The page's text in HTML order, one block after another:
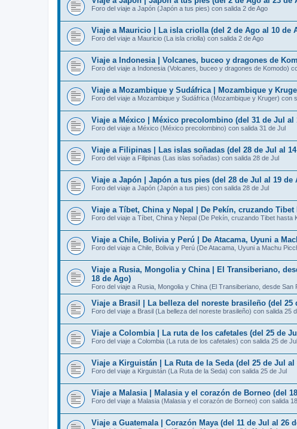
Foro del viaje a Japón (Japón a tus pies) con salida 2 de Ago
Viaje a Mauricio | La isla criolla (del 2 de Ago al 10 de
Foro del viaje a Mauricio (La isla criolla) con salida 2 de Ago
Viaje a Indonesia | Volcanes, buceo y dragones de
Foro del viaje a Indonesia (Volcanes, buceo y dragones de Komodo)
Viaje a Mozambique y Sudáfrica | Mozambique y
Foro del viaje a Mozambique y Sudáfrica (Mozambique y Kruger) con
Viaje a México | México precolombino (del 31 de Jul al
Foro del viaje a México (México precolombino) con salida 31 de Jul
Viaje a Filipinas | Las islas soñadas (del 28 de Jul al
Foro del viaje a Filipinas (Las islas soñadas) con salida 28 de Jul
Viaje a Japón | Japón a tus pies (del 28 de Jul al 19 de
Foro del viaje a Japón (Japón a tus pies) con salida 28 de Jul
Viaje a Tíbet, China y Nepal | De Pekín, cruzando
Foro del viaje a Tíbet, China y Nepal (De Pekín, cruzando Tibet hasta
Viaje a Chile, Bolivia y Perú | De Atacama, Uyuni a
Foro del viaje a Chile, Bolivia y Perú (De Atacama, Uyuni a Machu
Viaje a Rusia, Mongolia y China | El Transiberiano,
18 de Ago)
Foro del viaje a Rusia, Mongolia y China (El Transiberiano, desde
Viaje a Brasil | La belleza del noreste brasileño (del 25
Foro del viaje a Brasil (La belleza del noreste brasileño) con salida 25
Viaje a Colombia | La ruta de los cafetales (del 25 de
Foro del viaje a Colombia (La ruta de los cafetales) con salida 25 de Jul
Viaje a Kirguistán | La Ruta de la Seda (del 25 de Jul al
Foro del viaje a Kirguistán (La Ruta de la Seda) con salida 25 de Jul
Viaje a Malasia | Malasia y el corazón de Borneo (del
Foro del viaje a Malasia (Malasia y el corazón de Borneo) con salida
Viaje a Guatemala | Corazón Maya (del 11 de Jul al 26